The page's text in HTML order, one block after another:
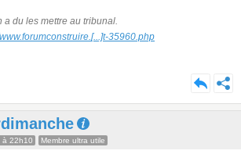
a du les mettre au tribunal.
[...]t-35960.php
à 22h10 Membre ultra utile